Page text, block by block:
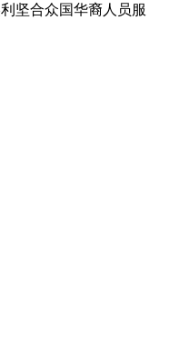
坚合众国华裔人员服